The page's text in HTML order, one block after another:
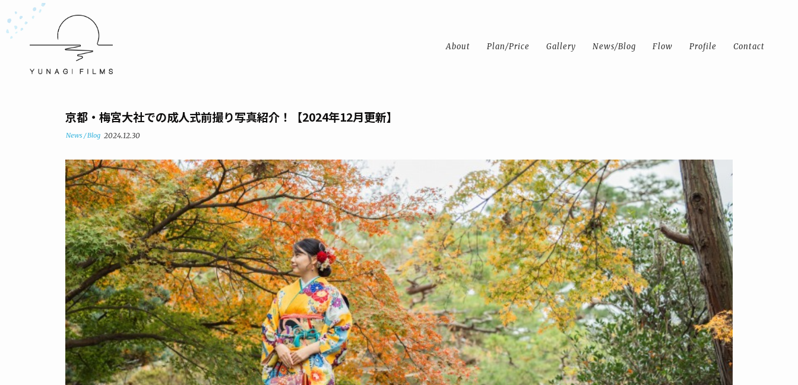
About Plan/Price Gallery News/Blog Flow Profile Contact
京都・梅宮大社での成人式前撮り写真紹介！【2024年12月更新】
News / Blog 2024.12.30